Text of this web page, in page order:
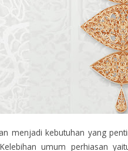
menjadi kebutuhan yang
umum perhiasan